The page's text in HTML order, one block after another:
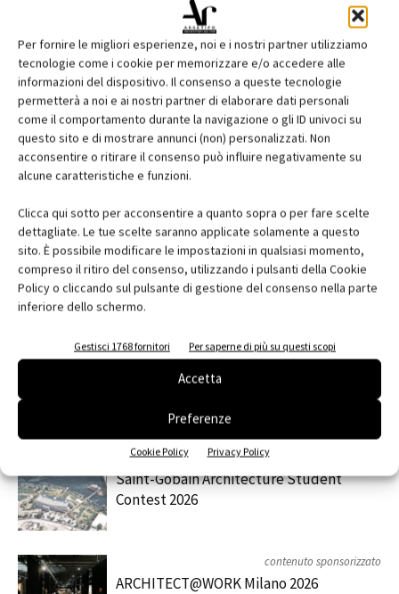
Per fornire le migliori esperienze, noi e i nostri partner utilizziamo
tecnologie come i cookie per memorizzare e/o accedere alle
informazioni del dispositivo. Il consenso a queste tecnologie
permetterà a noi e ai nostri partner di elaborare dati personali
come il comportamento durante la navigazione o gli ID univoci su
questo sito e di mostrare annunci (non) personalizzati. Non
acconsentire o ritirare il consenso può influire negativamente su
alcune caratteristiche e funzioni.
Clicca qui sotto per acconsentire a quanto sopra o per fare scelte
dettagliate. Le tue scelte saranno applicate solamente a questo
sito. È possibile modificare le impostazioni in qualsiasi momento,
compreso il ritiro del consenso, utilizzando i pulsanti della Cookie
Policy o cliccando sul pulsante di gestione del consenso nella parte
inferiore dello schermo.
Gestisci 1768 fornitori Per saperne di più su questi scopi
Accetta
Preferenze
Cookie Policy Privacy Policy
3D Printing Creative non è solo una rivista cartacea, ma anche
con una ricca offerta di notizie, di guide operative, di
consigli e suggerimenti sui prodotti e con la testimonianza di
operatori, appassionati e professionisti della stampa 3D.
L'offerta informativa si completa con le newsletter periodiche
dedicate e le App mobile, per iOS (si scarica QUI) e per Android (
scarica QUI).
Clicca qui per abbonarti e ricevere 3d printing creative a casa
tua o per sfogliare la rivista sul tuo device
Facebook Twitter Pinterest
RELATED ARTICLES MORE FROM AUTHOR
Saint-Gobain Architecture Student
Contest 2026
contenuto sponsorizzato
ARCHITECT@WORK Milano 2026